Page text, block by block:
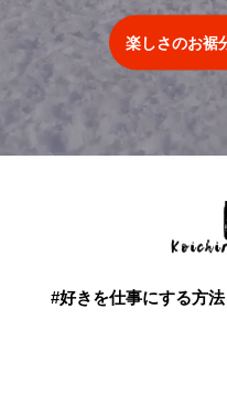
楽しさのお裾
#好きを仕事にする方